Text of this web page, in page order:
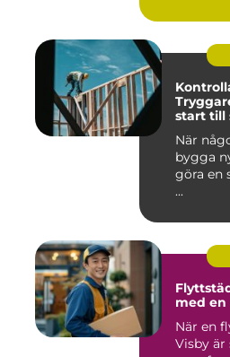
start till
När
bygga
göra en
...
Flyttstäd visby
med
När en
Visby